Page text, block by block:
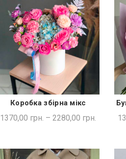
ШВИДКА ПОКУПКА
Коробка збірна мікс
1370,00 грн. –2280,00 грн.